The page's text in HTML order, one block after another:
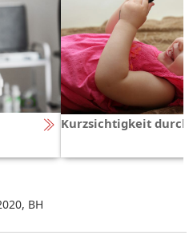
Kurzsichtigkeit durch
, BH